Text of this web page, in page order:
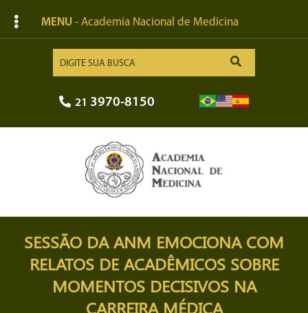
MENU - Academia Nacional de Medicina
21 3970-8150
SESSÃO DA ANM EMOCIONA COM
RELATOS DE ACADÊMICOS SOBRE
MOMENTOS DECISIVOS NA
CARREIRA MÉDICA